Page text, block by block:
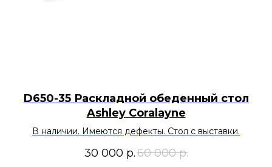
D650-35 Раскладной обеденный стол
Ashley Coralayne
В наличии. Имеются дефекты. Стол с выставки.
30 000 р.60 000 р.